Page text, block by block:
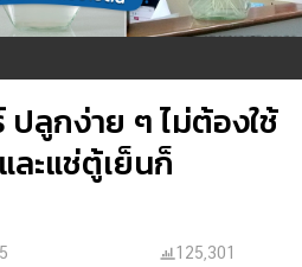
ลูกง่าย ๆ ไม่ต้องใช้
ละแช่ตู้เย็นก็
125,301